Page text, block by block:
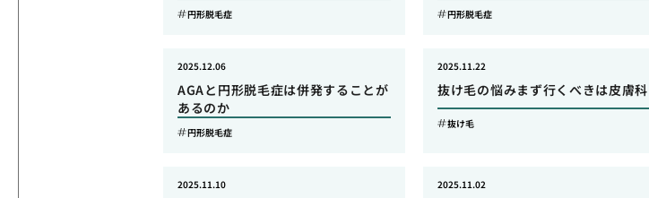
円形脱毛症 円形脱毛症
AGAと円形脱毛症は併発することが
あるのか
2025.12.06
円形脱毛症
抜け毛の悩みまず行くべきは皮膚科
2025.11.22
抜け毛
2025.11.10 2025.11.02